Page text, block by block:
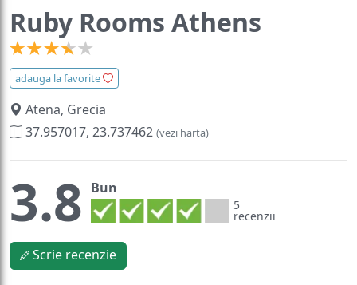
Ruby Rooms Athens
adauga la favorite
Atena, Grecia
37.957017, 23.737462 (vezi harta)
3.8 Bun
5
recenzii
Scrie recenzie